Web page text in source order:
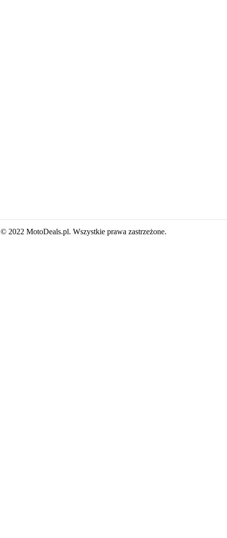
© 2022 MotoDeals.pl. Wszystkie prawa zastrzeżone.